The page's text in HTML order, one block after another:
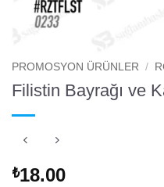
PROMOSYON ÜRÜNLER /
Filistin Bayrağı ve
₺18.00